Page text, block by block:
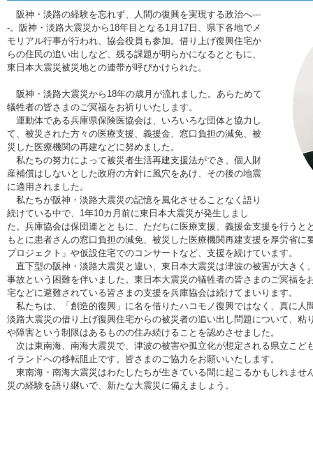
阪神・淡路の経験を忘れず、人間の復興を実現する政治へ---
-。阪神・淡路大震災から18年目となる1月17日、県下各地でメ
モリアル行事が行われ、協会役員も参加。借り上げ復興住宅か
らの住民の追い出しなど、残る課題が明らかになるとともに、
東日本大震災被災地との連帯が呼びかけられた。
阪神・淡路大震災から18年の歳月が流れました。あらためて
犠牲者の皆さまのご冥福をお祈りいたします。
運動体である兵庫県保険医協会は、いろいろな団体と協力し
て、被災された方々の医療支援、義援金、窓口負担の減免、被
災した医療機関の再建などに努めました。
私たちの努力によって被災者生活再建支援法ができ、個人財
産補償はしないとした政府の方針に風穴をあけ、その後の地震
に適用されました。
私たちが阪神・淡路大震災の記憶を風化させることなく語り
続けている中で、1年10カ月前に東日本大震災が発生しまし
た。兵庫協会は保団連とともに、ただちに医療支援、義援金支援を行うと
もとに患者さんの窓口負担の減免、被災した医療機関再建支援を厚労省に
プロジェクト」や仮設住宅でのコンサートなど、支援を続けています。
直下型の阪神・淡路大震災と違い、東日本大震災は津波の被害が大きく
事故という困難を伴いました。東日本大震災の犠牲者の皆さまのご冥福を
宅などに避難されている皆さまの支援を兵庫協会は続けてまいります。
私たちは、「創造的復興」に名を借りたハコモノ復興ではなく、真に人
淡路大震災の借り上げ復興住宅からの被災者の追い出し問題について、粘
や障害という制限はあるものの住み続けることを認めさせました。
次は東南海、南海大震災で、津波の被害や孤立化が想定される県立こど
イランドへの移転阻止です。皆さまのご協力をお願いいたします。
東南海・南海大震災はわたしたちが生きている間に起こるかもしれませ
災の経験を語り継いで、新たな大震災に備えましょう。